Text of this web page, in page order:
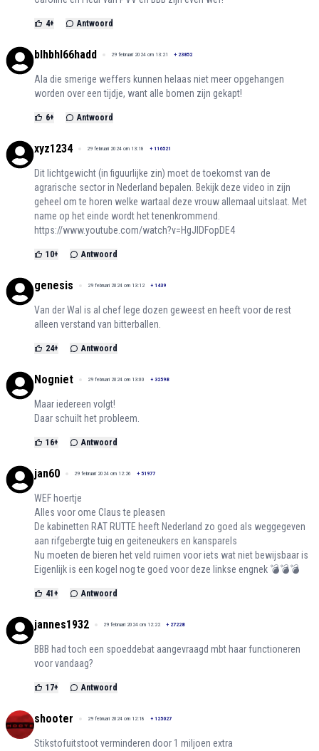
4+ Antwoord
blhbhl66hadd 29 februari 2024 om 13:21 + 23852
Ala die smerige weffers kunnen helaas niet meer opgehangen
worden over een tijdje, want alle bomen zijn gekapt!
6+ Antwoord
xyz1234 29 februari 2024 om 13:18 + 116521
Dit lichtgewicht (in figuurlijke zin) moet de toekomst van de
agrarische sector in Nederland bepalen. Bekijk deze video in zijn
geheel om te horen welke wartaal deze vrouw allemaal uitslaat. Met
name op het einde wordt het tenenkrommend.
https://www.youtube.com/watch?v=HgJIDFopDE4
10+ Antwoord
genesis 29 februari 2024 om 13:12 + 1439
Van der Wal is al chef lege dozen geweest en heeft voor de rest
alleen verstand van bitterballen.
24+ Antwoord
Nogniet 29 februari 2024 om 13:00 + 32598
Maar iedereen volgt!
Daar schuilt het probleem.
16+ Antwoord
jan60 29 februari 2024 om 12:26 + 51977
WEF hoertje
Alles voor ome Claus te pleasen
De kabinetten RAT RUTTE heeft Nederland zo goed als weggegeven
aan rifgebergte tuig en geiteneukers en kansparels
Nu moeten de bieren het veld ruimen voor iets wat niet bewijsbaar is
Eigenlijk is een kogel nog te goed voor deze linkse engnek 💣💣💣
41 + Antwoord
jannes1932 29 februari 2024 om 12:22 + 27228
BBB had toch een spoeddebat aangevraagd mbt haar functioneren
voor vandaag?
17+ Antwoord
shooter 29 februari 2024 om 12:18 + 125027
Stikstofuitstoot verminderen door 1 miljoen extra